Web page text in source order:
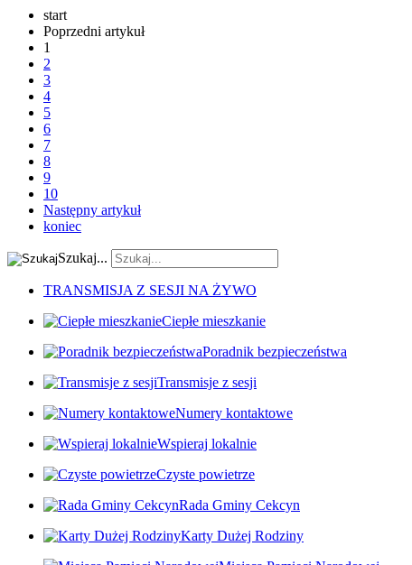
start
Poprzedni artykuł
1
2
3
4
5
6
7
8
9
10
Następny artykuł
koniec
Szukaj...
TRANSMISJA Z SESJI NA ŻYWO
Ciepłe mieszkanie
Poradnik bezpieczeństwa
Transmisje z sesji
Numery kontaktowe
Wspieraj lokalnie
Czyste powietrze
Rada Gminy Cekcyn
Karty Dużej Rodziny